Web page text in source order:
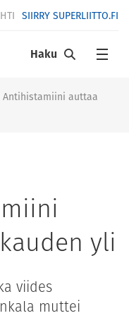
SIIRRY SUPERLIITTO.FI
Haku
Antihistamiini auttaa
yli
viides
muttei